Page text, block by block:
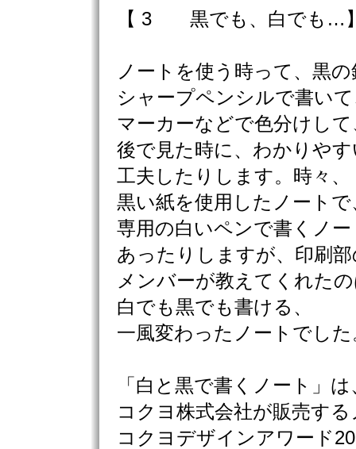
【 3 黒でも、白でも…
ノートを使う時って、黒
シャープペンシルで書い
マーカーなどで色分けして
後で見た時に、わかりや
工夫したりします。時々、
黒い紙を使用したノートで
専用の白いペンで書くノー
あったりしますが、印刷部
メンバーが教えてくれた
白でも黒でも書ける、
一風変わったノートでした
「白と黒で書くノート」は
コクヨ株式会社が販売す
コクヨデザインアワード